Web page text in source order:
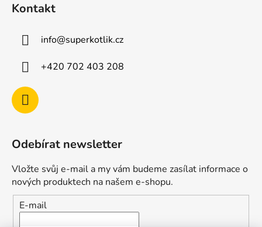
Kontakt
info@superkotlik.cz
+420 702 403 208
Odebírat newsletter
Vložte svůj e-mail a my vám budeme zasílat informace o
nových produktech na našem e-shopu.
E-mail